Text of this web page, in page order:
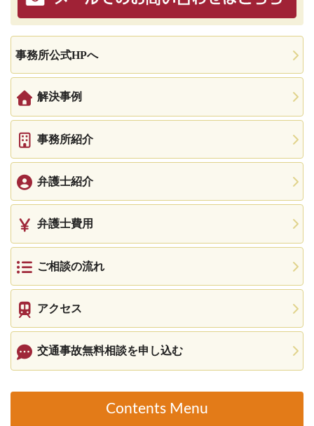
事務所公式HPへ
解決事例
事務所紹介
弁護士紹介
弁護士費用
ご相談の流れ
アクセス
交通事故無料相談を申し込む
Contents Menu